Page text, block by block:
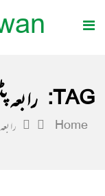
TAG:
Home